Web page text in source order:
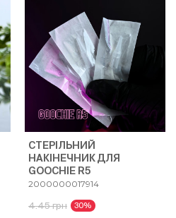
СТЕРІЛЬНИЙ
НАКІНЕЧНИК ДЛЯ
GOOCHIE R5
2000000017914
4.45 грн 30%